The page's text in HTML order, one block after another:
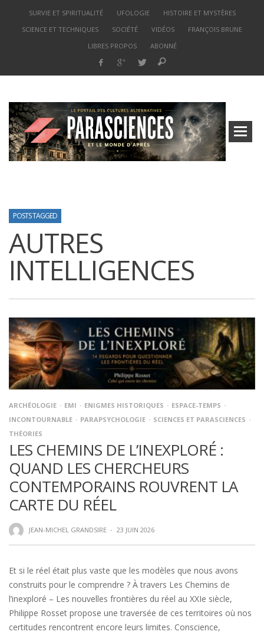
SURVIE ET SPIRITUALITÉ UFOLOGIE
HISTOIRE ET MYSTÈRES
SCIENCE ET TECHNIQUES
SOCIÉTÉ VIDÉOS
FRANÇOIS BRUNE
LIBRES PROPOS
ABONNÉ
POSTS TAGGED
AUTRES
INTELLIGENCES
ARCHÉOLOGIE EMI ENIGMES HISTORIQUES
ESPACE-TEMPS
INCONTOURNABLE
PARAPSYCHOLOGIE
SCIENCES ET PARASCIENCES
THÉORIES
LES CHEMINS DE L’INEXPLORÉ :
QUAND LES CHERCHEURS
CONTEMPORAINS ROUVRENT LA
CARTE DU RÉEL
JEAN-MICHEL GRANDSIRE · 23 JUIN 2026
Et si le réel était plus vaste que les modèles que nous avons
construits pour le comprendre ? À travers Les Chemins de
l’inexploré – Les nouvelles frontières du réel au XXIe siècle,
Philippe Rosset propose une traversée de ces territoires où nos
certitudes rencontrent encore leurs limites. Conscience,